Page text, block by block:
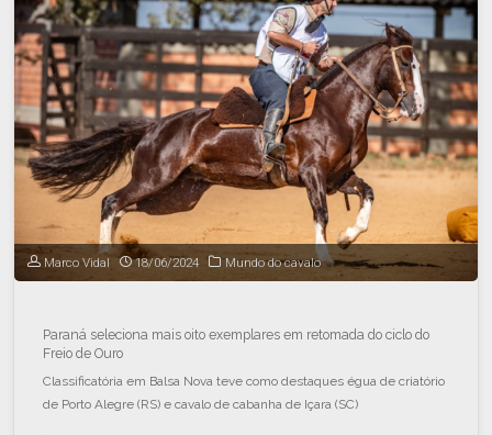
Marco Vidal 18/06/2024 Mundo do cavalo
Paraná seleciona mais oito exemplares em retomada do ciclo do
Freio de Ouro
Classificatória em Balsa Nova teve como destaques égua de criatório
de Porto Alegre (RS) e cavalo de cabanha de Içara (SC)